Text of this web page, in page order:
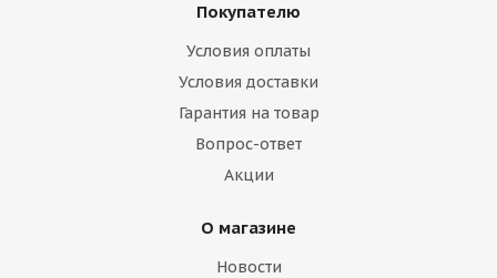
Покупателю
Условия оплаты
Условия доставки
Гарантия на товар
Вопрос-ответ
Акции
О магазине
Новости